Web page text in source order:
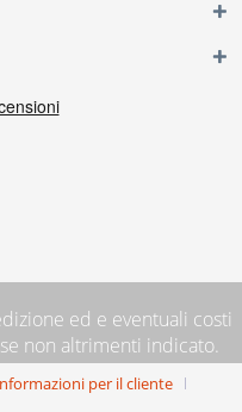
ed e eventuali costi
non altrimenti indicato.
per il cliente